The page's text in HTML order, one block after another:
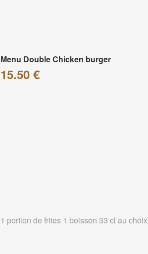
Menu Double Chicken burger
15.50 €
1 portion de frites 1 boisson 33 cl au choix